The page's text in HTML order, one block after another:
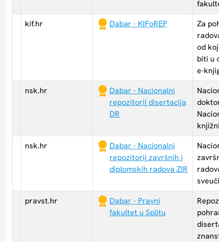
kif.hr
Dabar - KIFoREP
Za
od
biti u
e-
nsk.hr
Dabar - Nacionalni
repozitorij disertacija
DR
nsk.hr
Dabar - Nacionalni
repozitorij završnih i
diplomskih radova ZIR
pravst.hr
Dabar - Pravni
fakultet u Splitu